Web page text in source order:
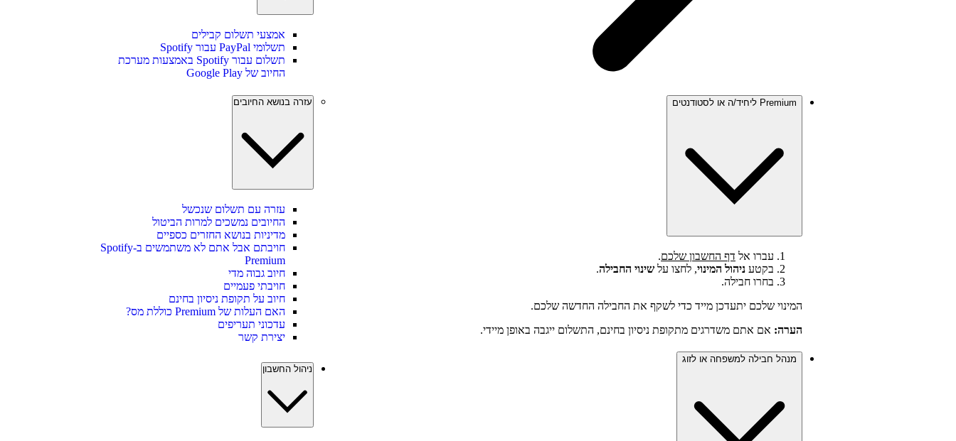
Premium ליחיד/ה או לסטודנטים
עברו אל דף החשבון שלכם.
בקטע ניהול המינוי, לחצו על שינוי החבילה.
בחרו חבילה.
המינוי שלכם יתעדכן מייד כדי לשקף את החבילה החדשה שלכם.
הערה: אם אתם משדרגים מתקופת ניסיון בחינם, התשלום ייגבה באופן מיידי.
מנהל חבילה למשפחה או לזוג
אמצעי תשלום קבילים
תשלומי PayPal עבור Spotify
תשלום עבור Spotify באמצעות מערכת
החיוב של Google Play
עזרה בנושא החיובים
עזרה עם תשלום שנכשל
החיובים נמשכים למרות הביטול
מדיניות בנושא החזרים כספיים
חויבתם אבל אתם לא משתמשים ב-Spotify
Premium
חיוב גבוה מדי
חויבתי פעמיים
חיוב על תקופת ניסיון בחינם
האם העלות של Premium כוללת מס?
עדכוני תעריפים
יצירת קשר
ניהול החשבון